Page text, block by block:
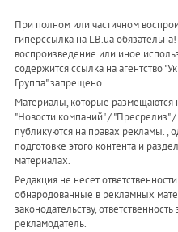
При полном или частичном
гиперссылка на LB.ua
воспроизведение или иное
содержится ссылка на агентство
Группа" запрещено.
Материалы, которые размещаются
"Новости компаний" / "Пресрелиз"
публикуются на правах рекламы. ,
подготовке этого контента и
материалах.
Редакция не несет
обнародованные в рекламных
законодательству,
рекламодатель.